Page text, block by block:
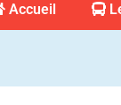
Accueil